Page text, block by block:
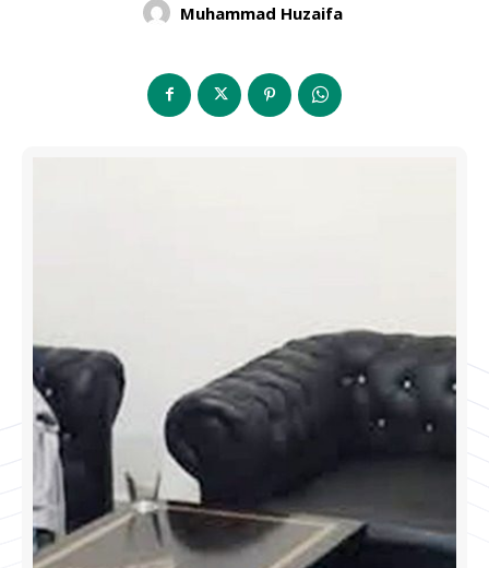
Muhammad Huzaifa